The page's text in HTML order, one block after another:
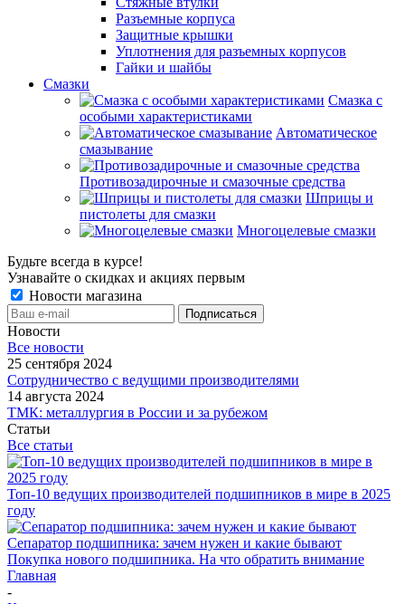
Разъемные корпуса
Защитные крышки
Уплотнения для разъемных корпусов
Гайки и шайбы
Смазки
Смазка с
особыми характеристиками
Автоматическое
смазывание
Противозадирочные и смазочные средства
Шприцы и
пистолеты для смазки
Многоцелевые смазки
Будьте всегда в курсе!
Узнавайте о скидках и акциях первым
Новости магазина
Новости
Все новости
25 сентября 2024
Сотрудничество с ведущими производителями
14 августа 2024
ТМК: металлургия в России и за рубежом
Статьи
Все статьи
Топ-10 ведущих производителей подшипников в мире в 2025
году
Сепаратор подшипника: зачем нужен и какие бывают
Покупка нового подшипника. На что обратить внимание
Главная
-